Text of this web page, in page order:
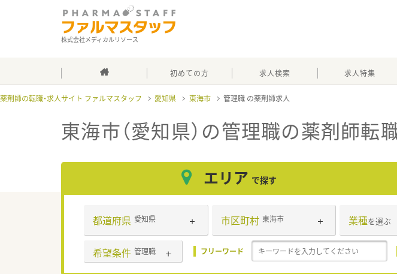
株式会社メディカルリソース
初めての方 求人検索 求人特集
薬剤師の転職・求人サイト ファルマスタッフ 愛知県 東海市 管理職
東海市（愛知県）の管理職の薬剤師転
エリア で探す
都道府県 愛知県 市区町村 東海市 業種を選ぶ
希望条件 管理職 フリーワード